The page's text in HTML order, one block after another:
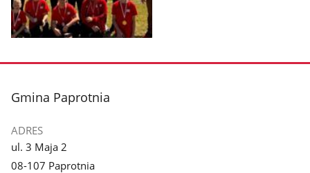
galerii.
stopka
Gmina Paprotnia
ADRES
ul. 3 Maja 2
08-107 Paprotnia